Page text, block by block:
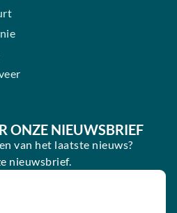
ONZE NIEUWSBRIEF
van het laatste nieuws?
nieuwsbrief.